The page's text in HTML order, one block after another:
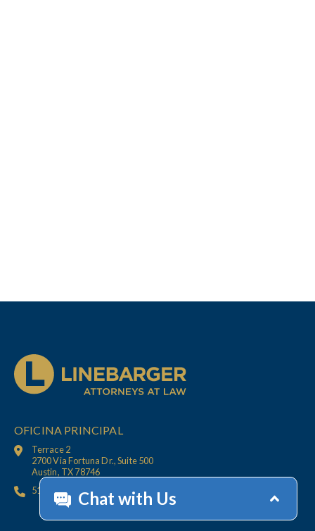
OFICINA PRINCIPAL
Terrace 2
2700 Via Fortuna Dr., Suite 500
Austin, TX 78746
512.447.6675